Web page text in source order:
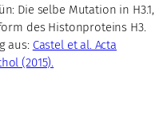
Die selbe Mutation in H3.1,
des Histonproteins H3.
aus: Castel et al. Acta
(2015).